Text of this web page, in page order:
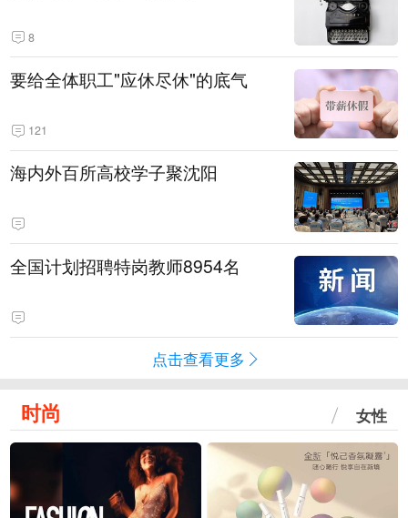
8
要给全体职工"应休尽休"的底气
121
海内外百所高校学子聚沈阳
全国计划招聘特岗教师8954名
点击查看更多
时尚 女性